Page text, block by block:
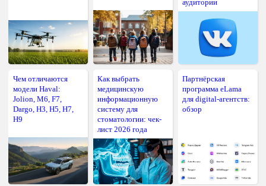
аудитории
Чем отличаются
модели Haval:
Jolion, M6, F7,
Dargo, H3, H5, H7,
H9
Как выбрать
медицинскую
информационную
систему для
стоматологии: чек-
лист 2026 года
Партнёрская
программа eLama
для digital-агентств:
обзор